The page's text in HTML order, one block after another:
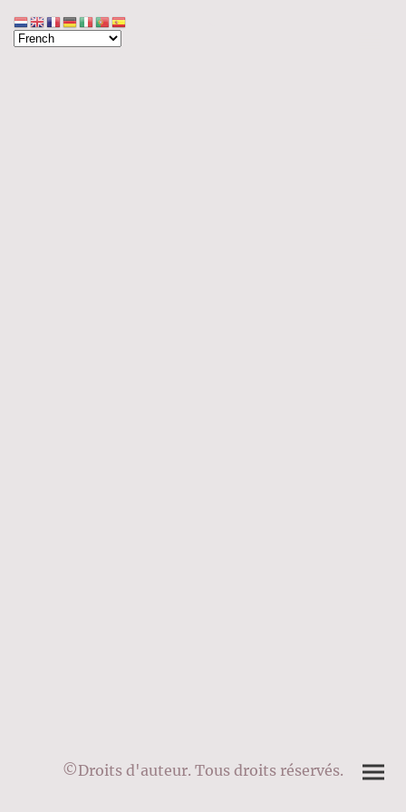
©Droits d'auteur. Tous droits réservés.